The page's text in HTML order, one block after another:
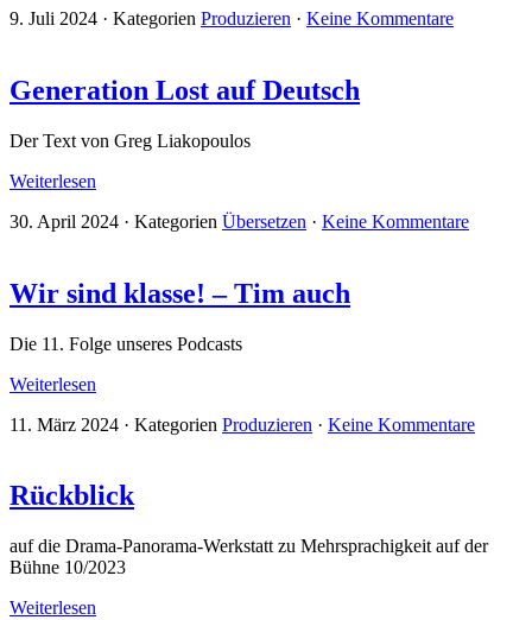
9. Juli 2024 · Kategorien Produzieren · Keine Kommentare
Generation Lost auf Deutsch
Der Text von Greg Liakopoulos
Weiterlesen
30. April 2024 · Kategorien Übersetzen · Keine Kommentare
Wir sind klasse! – Tim auch
Die 11. Folge unseres Podcasts
Weiterlesen
11. März 2024 · Kategorien Produzieren · Keine Kommentare
Rückblick
auf die Drama-Panorama-Werkstatt zu Mehrsprachigkeit auf der
Bühne 10/2023
Weiterlesen